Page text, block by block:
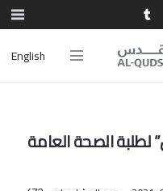
English
لطلبة الصحة العامة